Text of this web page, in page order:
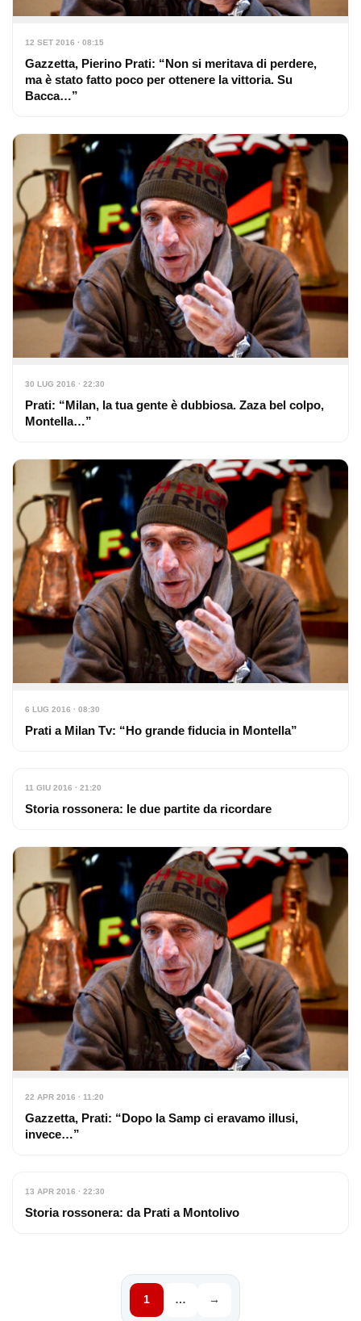
12 SET 2016 · 08:15
Gazzetta, Pierino Prati: “Non si meritava di perdere,
ma è stato fatto poco per ottenere la vittoria. Su
Bacca…”
30 LUG 2016 · 22:30
Prati: “Milan, la tua gente è dubbiosa. Zaza bel colpo,
Montella…”
6 LUG 2016 · 08:30
Prati a Milan Tv: “Ho grande fiducia in Montella”
11 GIU 2016 · 21:20
Storia rossonera: le due partite da ricordare
22 APR 2016 · 11:20
Gazzetta, Prati: “Dopo la Samp ci eravamo illusi,
invece…”
13 APR 2016 · 22:30
Storia rossonera: da Prati a Montolivo
1 … →